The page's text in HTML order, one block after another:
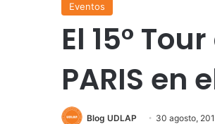
Eventos
El 15°
PARIS en
Blog UDLAP 30 agosto,